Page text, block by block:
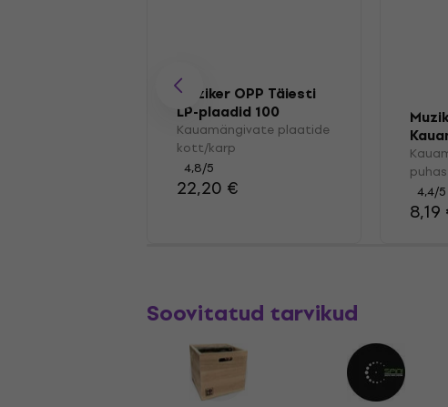
Muziker OPP Täiesti
LP-plaadid 100
Kauamängivate plaatide
kott/karp
4,8/5
22,20 €
4,4/5
8,19
Soovitatud tarvikud